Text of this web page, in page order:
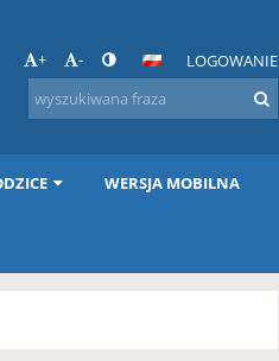
+ - LOGOWANIE
WERSJA MOBILNA